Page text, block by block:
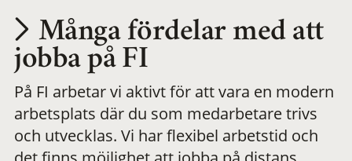
Utvecklas på en
meningsfull och
flexibel
Många fördelar med att
jobba på FI
På FI arbetar vi aktivt för att vara en modern
arbetsplats där du som medarbetare trivs
och utvecklas. Vi har flexibel arbetstid och